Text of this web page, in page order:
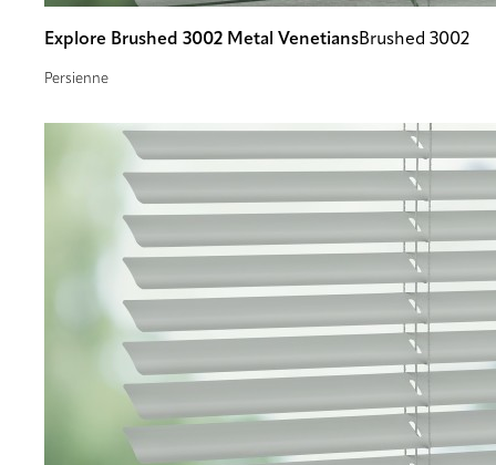
Explore Brushed 3002 Metal VenetiansBrushed 3002
Persienne